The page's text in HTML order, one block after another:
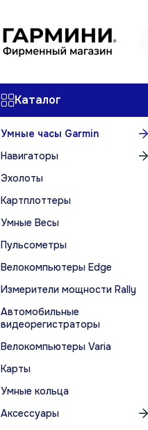
Каталог
Умные часы Garmin
Навигаторы
Эхолоты
Картплоттеры
Умные Весы
Пульсометры
Велокомпьютеры Edge
Измерители мощности Rally
Автомобильные
видеорегистраторы
Велокомпьютеры Varia
Карты
Умные кольца
Аксессуары